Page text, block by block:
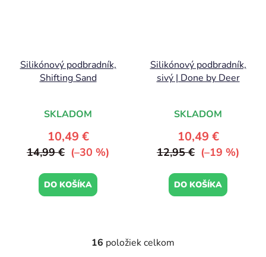
Silikónový podbradník,
Shifting Sand
SKLADOM
10,49 €
14,99 € (–30 %)
DO KOŠÍKA
Silikónový podbradník,
sivý | Done by Deer
SKLADOM
10,49 €
12,95 € (–19 %)
DO KOŠÍKA
O
16 položiek celkom